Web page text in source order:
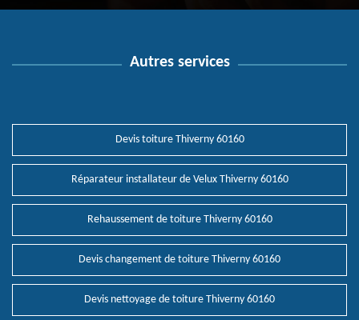
Autres services
Devis toiture Thiverny 60160
Réparateur installateur de Velux Thiverny 60160
Rehaussement de toiture Thiverny 60160
Devis changement de toiture Thiverny 60160
Devis nettoyage de toiture Thiverny 60160